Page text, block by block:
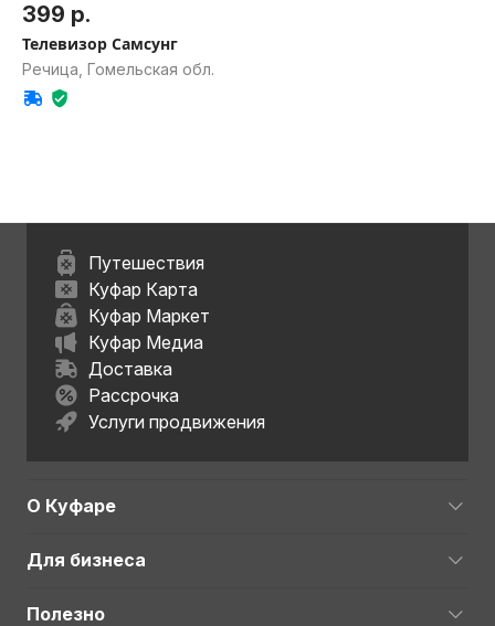
399 р.
Телевизор Самсунг
Речица, Гомельская обл.
Путешествия
Куфар Карта
Куфар Маркет
Куфар Медиа
Доставка
Рассрочка
Услуги продвижения
О Куфаре
Для бизнеса
Полезно